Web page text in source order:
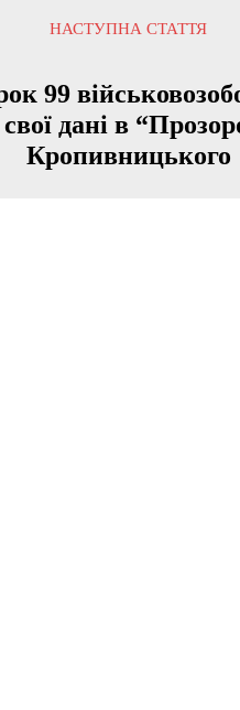
НАСТУПНА СТАТТЯ
99
дані в
Кропивницького